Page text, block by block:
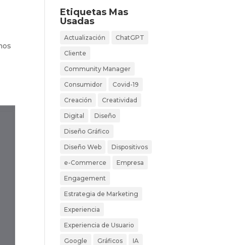
Etiquetas Mas
Usadas
Actualización ChatGPT
Cliente
Community Manager
Consumidor Covid-19
Creación Creatividad
Digital Diseño
Diseño Gráfico
Diseño Web Dispositivos
e-Commerce Empresa
Engagement
Estrategia de Marketing
Experiencia
Experiencia de Usuario
Google Gráficos IA